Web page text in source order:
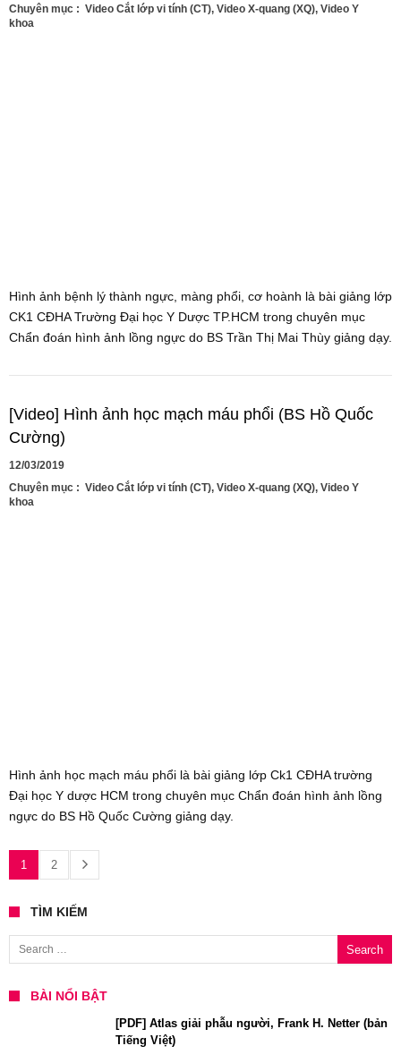
Chuyên mục : Video Cắt lớp vi tính (CT), Video X-quang (XQ), Video Y
khoa
Hình ảnh bệnh lý thành ngực, màng phổi, cơ hoành là bài giảng lớp
CK1 CĐHA Trường Đại học Y Dược TP.HCM trong chuyên mục
Chẩn đoán hình ảnh lồng ngực do BS Trần Thị Mai Thùy giảng dạy.
[Video] Hình ảnh học mạch máu phổi (BS Hồ Quốc
Cường)
12/03/2019
Chuyên mục : Video Cắt lớp vi tính (CT), Video X-quang (XQ), Video Y
khoa
Hình ảnh học mạch máu phổi là bài giảng lớp Ck1 CĐHA trường
Đại học Y dược HCM trong chuyên mục Chẩn đoán hình ảnh lồng
ngực do BS Hồ Quốc Cường giảng dạy.
1 2
TÌM KIẾM
Search for:
BÀI NỔI BẬT
[PDF] Atlas giải phẫu người, Frank H. Netter (bản
Tiếng Việt)